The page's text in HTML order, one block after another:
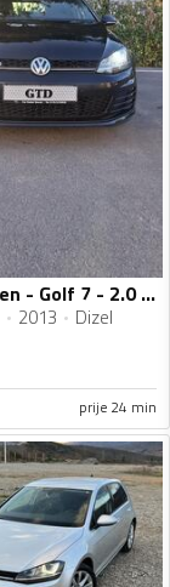
Volkswagen - Golf 7 - 2.0 TDI GTD
2013 Dizel
prije 24 min